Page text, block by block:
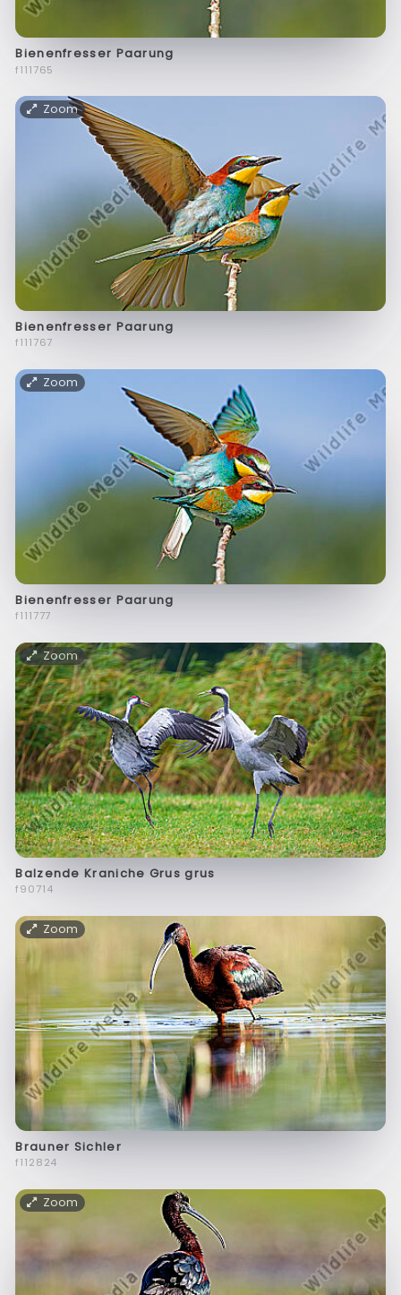
Bienenfresser Paarung
f111765
Zoom
Bienenfresser Paarung
f111767
Zoom
Bienenfresser Paarung
f111777
Zoom
Balzende Kraniche Grus grus
f90714
Zoom
Brauner Sichler
f112824
Zoom